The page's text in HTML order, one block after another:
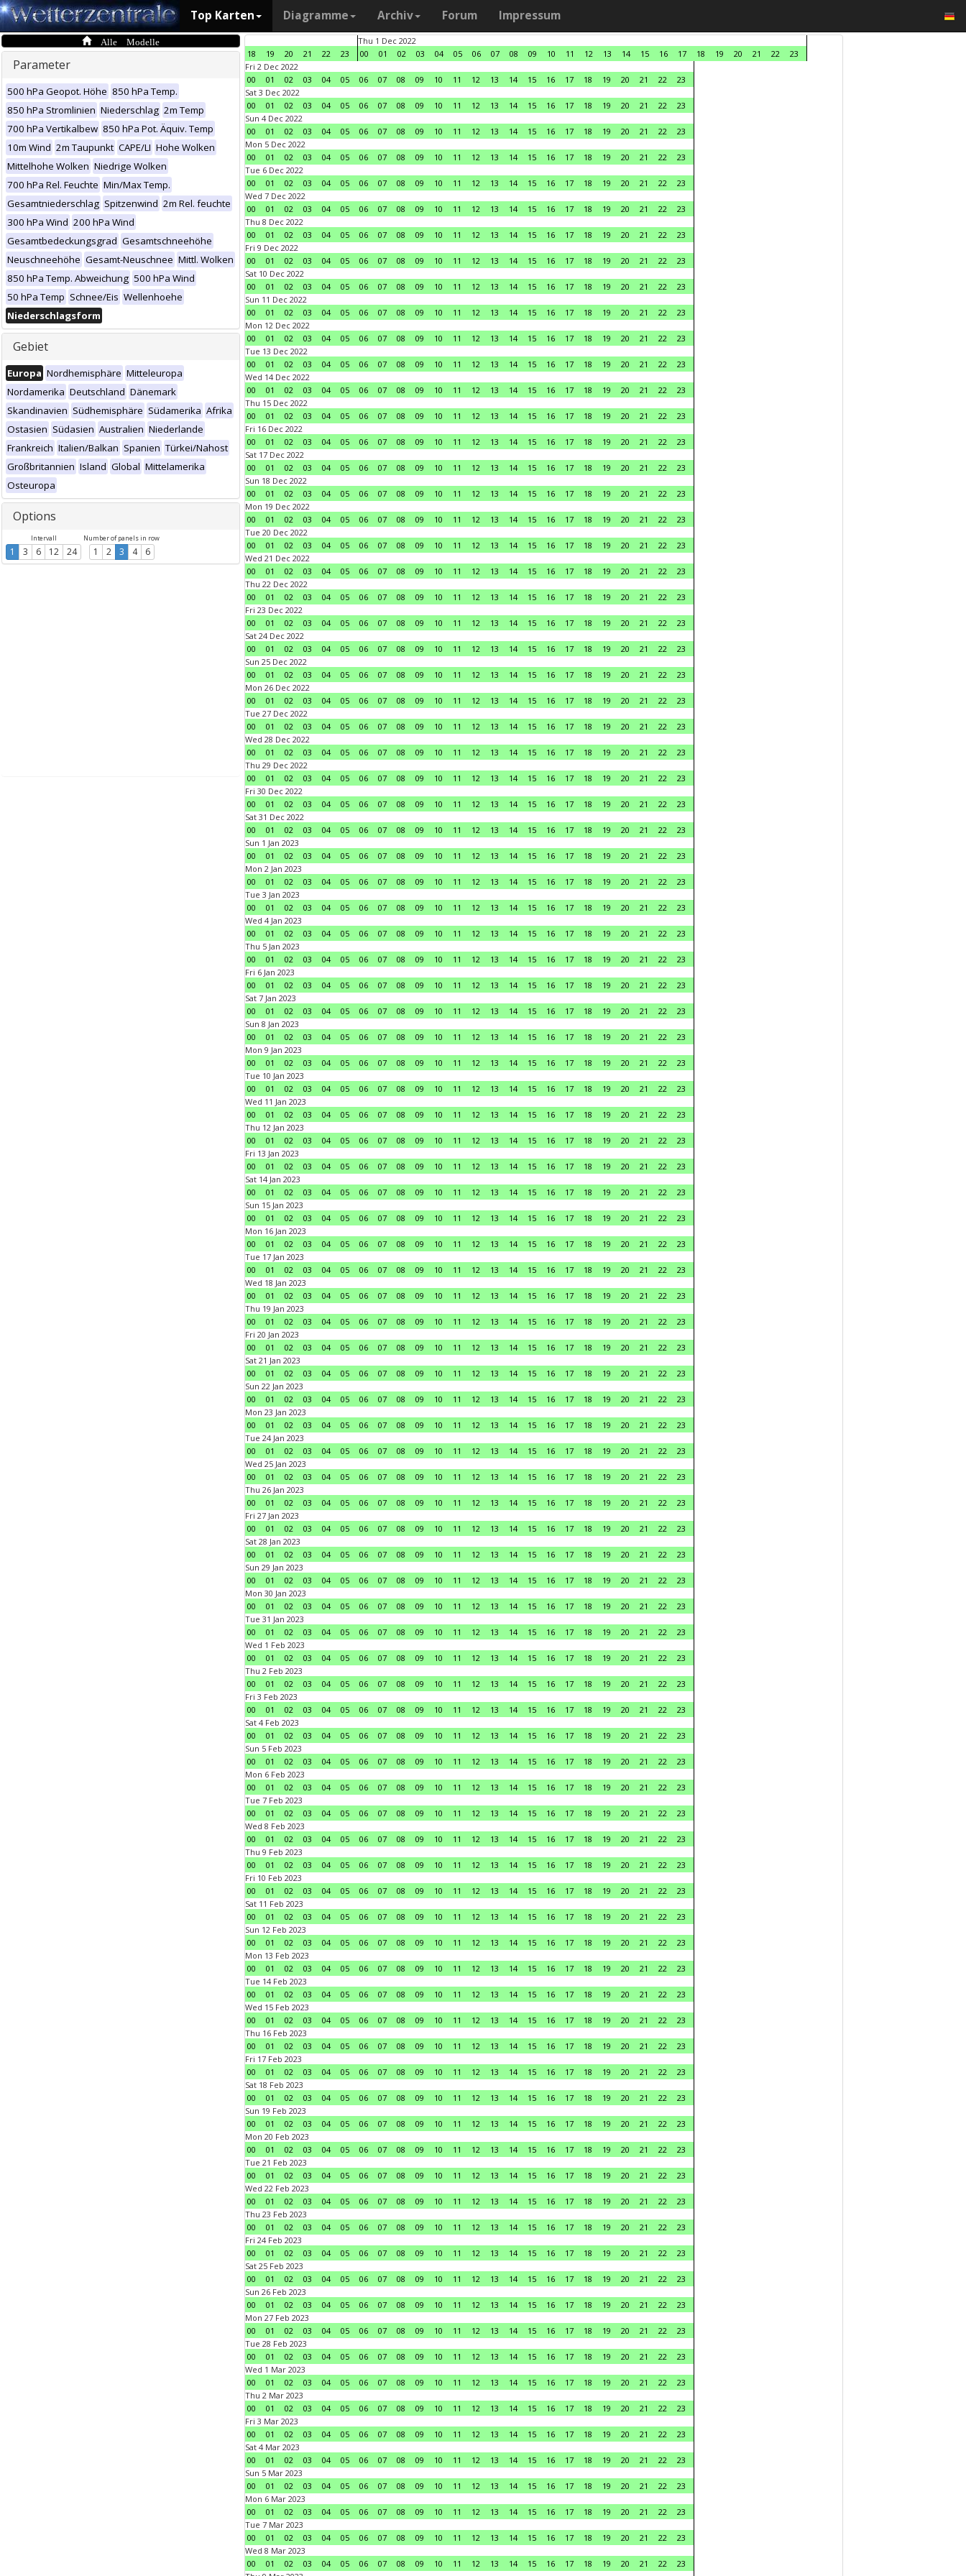
Top Karten Diagramme Archiv Forum Impressum
Alle Modelle
Parameter
500 hPa Geopot. Höhe 850 hPa Temp.
850 hPa Stromlinien Niederschlag 2m Temp
700 hPa Vertikalbew 850 hPa Pot. Äquiv. Temp
10m Wind 2m Taupunkt CAPE/LI Hohe Wolken
Mittelhohe Wolken Niedrige Wolken
700 hPa Rel. Feuchte Min/Max Temp.
Gesamtniederschlag Spitzenwind 2m Rel. feuchte
300 hPa Wind 200 hPa Wind
Gesamtbedeckungsgrad Gesamtschneehöhe
Neuschneehöhe Gesamt-Neuschnee Mittl. Wolken
850 hPa Temp. Abweichung 500 hPa Wind
50 hPa Temp Schnee/Eis Wellenhoehe
Niederschlagsform
Gebiet
Europa Nordhemisphäre Mitteleuropa
Nordamerika Deutschland Dänemark
Skandinavien Südhemisphäre Südamerika Afrika
Ostasien Südasien Australien Niederlande
Frankreich Italien/Balkan Spanien Türkei/Nahost
Großbritannien Island Global Mittelamerika
Osteuropa
Options
Intervall
1 3 6 12 24
Number of panels in row
1 2 3 4 6
18 19 20 21 22 23
Thu 1 Dec 2022
00
01 02 03 04 05 06 07 08 09 10 11 12 13 14 15 16 17 18 19 20 21 22
23
Fri 2 Dec 2022
00
01 02 03 04 05 06 07 08 09 10 11 12 13 14 15 16 17 18 19 20 21 22
23
Sat 3 Dec 2022
00
01 02 03 04 05 06 07 08 09 10 11 12 13 14 15 16 17 18 19 20 21 22
23
Sun 4 Dec 2022
00
01 02 03 04 05 06 07 08 09 10 11 12 13 14 15 16 17 18 19 20 21 22
23
Mon 5 Dec 2022
00
01 02 03 04 05 06 07 08 09 10 11 12 13 14 15 16 17 18 19 20 21 22
23
Tue 6 Dec 2022
00
01 02 03 04 05 06 07 08 09 10 11 12 13 14 15 16 17 18 19 20 21 22
23
Wed 7 Dec 2022
00
01 02 03 04 05 06 07 08 09 10 11 12 13 14 15 16 17 18 19 20 21 22
23
Thu 8 Dec 2022
00
01 02 03 04 05 06 07 08 09 10 11 12 13 14 15 16 17 18 19 20 21 22
23
Fri 9 Dec 2022
00
01 02 03 04 05 06 07 08 09 10 11 12 13 14 15 16 17 18 19 20 21 22
23
Sat 10 Dec 2022
00
01 02 03 04 05 06 07 08 09 10 11 12 13 14 15 16 17 18 19 20 21 22
23
Sun 11 Dec 2022
00
01 02 03 04 05 06 07 08 09 10 11 12 13 14 15 16 17 18 19 20 21 22
23
Mon 12 Dec 2022
00
01 02 03 04 05 06 07 08 09 10 11 12 13 14 15 16 17 18 19 20 21 22
23
Tue 13 Dec 2022
00
01 02 03 04 05 06 07 08 09 10 11 12 13 14 15 16 17 18 19 20 21 22
23
Wed 14 Dec 2022
00
01 02 03 04 05 06 07 08 09 10 11 12 13 14 15 16 17 18 19 20 21 22
23
Thu 15 Dec 2022
00
01 02 03 04 05 06 07 08 09 10 11 12 13 14 15 16 17 18 19 20 21 22
23
Fri 16 Dec 2022
00
01 02 03 04 05 06 07 08 09 10 11 12 13 14 15 16 17 18 19 20 21 22
23
Sat 17 Dec 2022
00
01 02 03 04 05 06 07 08 09 10 11 12 13 14 15 16 17 18 19 20 21 22
23
Sun 18 Dec 2022
00
01 02 03 04 05 06 07 08 09 10 11 12 13 14 15 16 17 18 19 20 21 22
23
Mon 19 Dec 2022
00
01 02 03 04 05 06 07 08 09 10 11 12 13 14 15 16 17 18 19 20 21 22
23
Tue 20 Dec 2022
00
01 02 03 04 05 06 07 08 09 10 11 12 13 14 15 16 17 18 19 20 21 22
23
Wed 21 Dec 2022
00
01 02 03 04 05 06 07 08 09 10 11 12 13 14 15 16 17 18 19 20 21 22
23
Thu 22 Dec 2022
00
01 02 03 04 05 06 07 08 09 10 11 12 13 14 15 16 17 18 19 20 21 22
23
Fri 23 Dec 2022
00
01 02 03 04 05 06 07 08 09 10 11 12 13 14 15 16 17 18 19 20 21 22
23
Sat 24 Dec 2022
00
01 02 03 04 05 06 07 08 09 10 11 12 13 14 15 16 17 18 19 20 21 22
23
Sun 25 Dec 2022
00
01 02 03 04 05 06 07 08 09 10 11 12 13 14 15 16 17 18 19 20 21 22
23
Mon 26 Dec 2022
00
01 02 03 04 05 06 07 08 09 10 11 12 13 14 15 16 17 18 19 20 21 22
23
Tue 27 Dec 2022
00
01 02 03 04 05 06 07 08 09 10 11 12 13 14 15 16 17 18 19 20 21 22
23
Wed 28 Dec 2022
00
01 02 03 04 05 06 07 08 09 10 11 12 13 14 15 16 17 18 19 20 21 22
23
Thu 29 Dec 2022
00
01 02 03 04 05 06 07 08 09 10 11 12 13 14 15 16 17 18 19 20 21 22
23
Fri 30 Dec 2022
00
01 02 03 04 05 06 07 08 09 10 11 12 13 14 15 16 17 18 19 20 21 22
23
Sat 31 Dec 2022
00
01 02 03 04 05 06 07 08 09 10 11 12 13 14 15 16 17 18 19 20 21 22
23
Sun 1 Jan 2023
00
01 02 03 04 05 06 07 08 09 10 11 12 13 14 15 16 17 18 19 20 21 22
23
Mon 2 Jan 2023
00
01 02 03 04 05 06 07 08 09 10 11 12 13 14 15 16 17 18 19 20 21 22
23
Tue 3 Jan 2023
00
01 02 03 04 05 06 07 08 09 10 11 12 13 14 15 16 17 18 19 20 21 22
23
Wed 4 Jan 2023
00
01 02 03 04 05 06 07 08 09 10 11 12 13 14 15 16 17 18 19 20 21 22
23
Thu 5 Jan 2023
00
01 02 03 04 05 06 07 08 09 10 11 12 13 14 15 16 17 18 19 20 21 22
23
Fri 6 Jan 2023
00
01 02 03 04 05 06 07 08 09 10 11 12 13 14 15 16 17 18 19 20 21 22
23
Sat 7 Jan 2023
00
01 02 03 04 05 06 07 08 09 10 11 12 13 14 15 16 17 18 19 20 21 22
23
Sun 8 Jan 2023
00
01 02 03 04 05 06 07 08 09 10 11 12 13 14 15 16 17 18 19 20 21 22
23
Mon 9 Jan 2023
00
01 02 03 04 05 06 07 08 09 10 11 12 13 14 15 16 17 18 19 20 21 22
23
Tue 10 Jan 2023
00
01 02 03 04 05 06 07 08 09 10 11 12 13 14 15 16 17 18 19 20 21 22
23
Wed 11 Jan 2023
00
01 02 03 04 05 06 07 08 09 10 11 12 13 14 15 16 17 18 19 20 21 22
23
Thu 12 Jan 2023
00
01 02 03 04 05 06 07 08 09 10 11 12 13 14 15 16 17 18 19 20 21 22
23
Fri 13 Jan 2023
00
01 02 03 04 05 06 07 08 09 10 11 12 13 14 15 16 17 18 19 20 21 22
23
Sat 14 Jan 2023
00
01 02 03 04 05 06 07 08 09 10 11 12 13 14 15 16 17 18 19 20 21 22
23
Sun 15 Jan 2023
00
01 02 03 04 05 06 07 08 09 10 11 12 13 14 15 16 17 18 19 20 21 22
23
Mon 16 Jan 2023
00
01 02 03 04 05 06 07 08 09 10 11 12 13 14 15 16 17 18 19 20 21 22
23
Tue 17 Jan 2023
00
01 02 03 04 05 06 07 08 09 10 11 12 13 14 15 16 17 18 19 20 21 22
23
Wed 18 Jan 2023
00
01 02 03 04 05 06 07 08 09 10 11 12 13 14 15 16 17 18 19 20 21 22
23
Thu 19 Jan 2023
00
01 02 03 04 05 06 07 08 09 10 11 12 13 14 15 16 17 18 19 20 21 22
23
Fri 20 Jan 2023
00
01 02 03 04 05 06 07 08 09 10 11 12 13 14 15 16 17 18 19 20 21 22
23
Sat 21 Jan 2023
00
01 02 03 04 05 06 07 08 09 10 11 12 13 14 15 16 17 18 19 20 21 22
23
Sun 22 Jan 2023
00
01 02 03 04 05 06 07 08 09 10 11 12 13 14 15 16 17 18 19 20 21 22
23
Mon 23 Jan 2023
00
01 02 03 04 05 06 07 08 09 10 11 12 13 14 15 16 17 18 19 20 21 22
23
Tue 24 Jan 2023
00
01 02 03 04 05 06 07 08 09 10 11 12 13 14 15 16 17 18 19 20 21 22
23
Wed 25 Jan 2023
00
01 02 03 04 05 06 07 08 09 10 11 12 13 14 15 16 17 18 19 20 21 22
23
Thu 26 Jan 2023
00
01 02 03 04 05 06 07 08 09 10 11 12 13 14 15 16 17 18 19 20 21 22
23
Fri 27 Jan 2023
00
01 02 03 04 05 06 07 08 09 10 11 12 13 14 15 16 17 18 19 20 21 22
23
Sat 28 Jan 2023
00
01 02 03 04 05 06 07 08 09 10 11 12 13 14 15 16 17 18 19 20 21 22
23
Sun 29 Jan 2023
00
01 02 03 04 05 06 07 08 09 10 11 12 13 14 15 16 17 18 19 20 21 22
23
Mon 30 Jan 2023
00
01 02 03 04 05 06 07 08 09 10 11 12 13 14 15 16 17 18 19 20 21 22
23
Tue 31 Jan 2023
00
01 02 03 04 05 06 07 08 09 10 11 12 13 14 15 16 17 18 19 20 21 22
23
Wed 1 Feb 2023
00
01 02 03 04 05 06 07 08 09 10 11 12 13 14 15 16 17 18 19 20 21 22
23
Thu 2 Feb 2023
00
01 02 03 04 05 06 07 08 09 10 11 12 13 14 15 16 17 18 19 20 21 22
23
Fri 3 Feb 2023
00
01 02 03 04 05 06 07 08 09 10 11 12 13 14 15 16 17 18 19 20 21 22
23
Sat 4 Feb 2023
00
01 02 03 04 05 06 07 08 09 10 11 12 13 14 15 16 17 18 19 20 21 22
23
Sun 5 Feb 2023
00
01 02 03 04 05 06 07 08 09 10 11 12 13 14 15 16 17 18 19 20 21 22
23
Mon 6 Feb 2023
00
01 02 03 04 05 06 07 08 09 10 11 12 13 14 15 16 17 18 19 20 21 22
23
Tue 7 Feb 2023
00
01 02 03 04 05 06 07 08 09 10 11 12 13 14 15 16 17 18 19 20 21 22
23
Wed 8 Feb 2023
00
01 02 03 04 05 06 07 08 09 10 11 12 13 14 15 16 17 18 19 20 21 22
23
Thu 9 Feb 2023
00
01 02 03 04 05 06 07 08 09 10 11 12 13 14 15 16 17 18 19 20 21 22
23
Fri 10 Feb 2023
00
01 02 03 04 05 06 07 08 09 10 11 12 13 14 15 16 17 18 19 20 21 22
23
Sat 11 Feb 2023
00
01 02 03 04 05 06 07 08 09 10 11 12 13 14 15 16 17 18 19 20 21 22
23
Sun 12 Feb 2023
00
01 02 03 04 05 06 07 08 09 10 11 12 13 14 15 16 17 18 19 20 21 22
23
Mon 13 Feb 2023
00
01 02 03 04 05 06 07 08 09 10 11 12 13 14 15 16 17 18 19 20 21 22
23
Tue 14 Feb 2023
00
01 02 03 04 05 06 07 08 09 10 11 12 13 14 15 16 17 18 19 20 21 22
23
Wed 15 Feb 2023
00
01 02 03 04 05 06 07 08 09 10 11 12 13 14 15 16 17 18 19 20 21 22
23
Thu 16 Feb 2023
00
01 02 03 04 05 06 07 08 09 10 11 12 13 14 15 16 17 18 19 20 21 22
23
Fri 17 Feb 2023
00
01 02 03 04 05 06 07 08 09 10 11 12 13 14 15 16 17 18 19 20 21 22
23
Sat 18 Feb 2023
00
01 02 03 04 05 06 07 08 09 10 11 12 13 14 15 16 17 18 19 20 21 22
23
Sun 19 Feb 2023
00
01 02 03 04 05 06 07 08 09 10 11 12 13 14 15 16 17 18 19 20 21 22
23
Mon 20 Feb 2023
00
01 02 03 04 05 06 07 08 09 10 11 12 13 14 15 16 17 18 19 20 21 22
23
Tue 21 Feb 2023
00
01 02 03 04 05 06 07 08 09 10 11 12 13 14 15 16 17 18 19 20 21 22
23
Wed 22 Feb 2023
00
01 02 03 04 05 06 07 08 09 10 11 12 13 14 15 16 17 18 19 20 21 22
23
Thu 23 Feb 2023
00
01 02 03 04 05 06 07 08 09 10 11 12 13 14 15 16 17 18 19 20 21 22
23
Fri 24 Feb 2023
00
01 02 03 04 05 06 07 08 09 10 11 12 13 14 15 16 17 18 19 20 21 22
23
Sat 25 Feb 2023
00
01 02 03 04 05 06 07 08 09 10 11 12 13 14 15 16 17 18 19 20 21 22
23
Sun 26 Feb 2023
00
01 02 03 04 05 06 07 08 09 10 11 12 13 14 15 16 17 18 19 20 21 22
23
Mon 27 Feb 2023
00
01 02 03 04 05 06 07 08 09 10 11 12 13 14 15 16 17 18 19 20 21 22
23
Tue 28 Feb 2023
00
01 02 03 04 05 06 07 08 09 10 11 12 13 14 15 16 17 18 19 20 21 22
23
Wed 1 Mar 2023
00
01 02 03 04 05 06 07 08 09 10 11 12 13 14 15 16 17 18 19 20 21 22
23
Thu 2 Mar 2023
00
01 02 03 04 05 06 07 08 09 10 11 12 13 14 15 16 17 18 19 20 21 22
23
Fri 3 Mar 2023
00
01 02 03 04 05 06 07 08 09 10 11 12 13 14 15 16 17 18 19 20 21 22
23
Sat 4 Mar 2023
00
01 02 03 04 05 06 07 08 09 10 11 12 13 14 15 16 17 18 19 20 21 22
23
Sun 5 Mar 2023
00
01 02 03 04 05 06 07 08 09 10 11 12 13 14 15 16 17 18 19 20 21 22
23
Mon 6 Mar 2023
00
01 02 03 04 05 06 07 08 09 10 11 12 13 14 15 16 17 18 19 20 21 22
23
Tue 7 Mar 2023
00
01 02 03 04 05 06 07 08 09 10 11 12 13 14 15 16 17 18 19 20 21 22
23
Wed 8 Mar 2023
00
01 02 03 04 05 06 07 08 09 10 11 12 13 14 15 16 17 18 19 20 21 22
23